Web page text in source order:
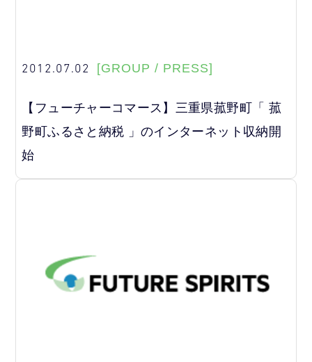
2012.07.02 [GROUP / PRESS]
【フューチャーコマース】三重県菰野町「 菰
野町ふるさと納税 」のインターネット収納開
始